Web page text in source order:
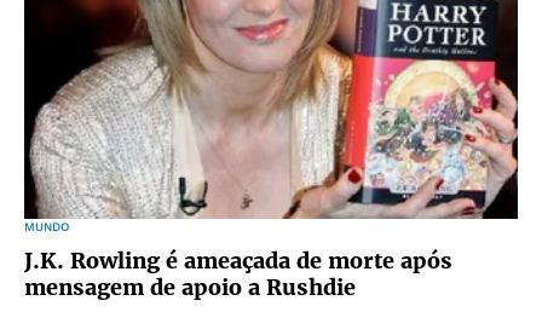
MUNDO
J.K. Rowling é ameaçada de morte após
mensagem de apoio a Rushdie